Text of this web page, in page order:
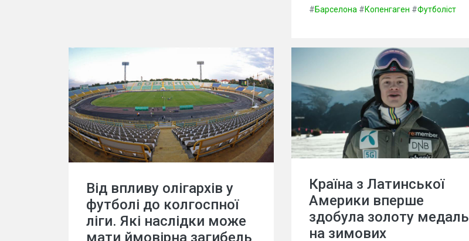
#Барселона #Копенгаген #Футболіст
Від впливу олігархів у
футболі до колгоспної
ліги. Які наслідки може
Країна з Латинської
Америки вперше
здобула золоту медаль
на зимових